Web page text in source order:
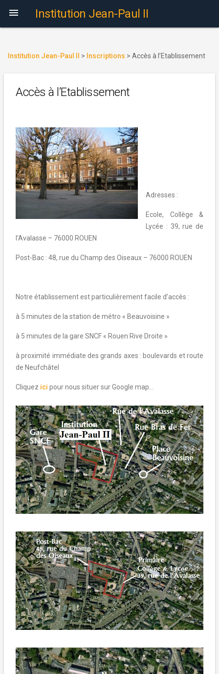
 Institution Jean-Paul II
Institution Jean-Paul II > Inscriptions > Accès à l’Etablissement
Accès à l’Etablissement
Adresses :
Ecole, Collège &
Lycée : 39, rue de
l’Avalasse – 76000 ROUEN
Post-Bac : 48, rue du Champ des Oiseaux – 76000 ROUEN
Notre établissement est particulièrement facile d’accès :
à 5 minutes de la station de métro « Beauvoisine »
à 5 minutes de la gare SNCF « Rouen Rive Droite »
à proximité immédiate des grands axes : boulevards et route
de Neufchâtel
Cliquez ici pour nous situer sur Google map…